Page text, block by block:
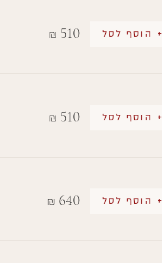
₪ 510 + הוסף לסל
₪ 510 + הוסף לסל
₪ 640 + הוסף לסל